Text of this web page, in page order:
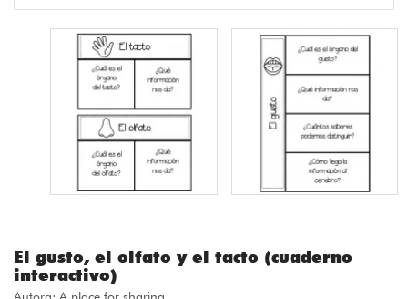
El gusto, el olfato y el tacto (cuaderno
interactivo)